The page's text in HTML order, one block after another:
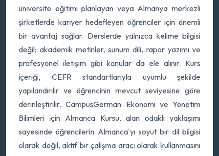
üniversite eğitimi planlayan veya Almanya merkezli
şirketlerde kariyer hedefleyen öğrenciler için önemli
bir avantaj sağlar. Derslerde yalnızca kelime bilgisi
değil; akademik metinler, sunum dili, rapor yazımı ve
profesyonel iletişim gibi konular da ele alınır. Kurs
içeriği, CEFR standartlarıyla uyumlu şekilde
yapılandırılır ve öğrencinin mevcut seviyesine göre
derinleştirilir. CampusGerman Ekonomi ve Yönetim
Bilimleri için Almanca Kursu, alan odaklı yaklaşımı
sayesinde öğrencilerin Almanca'yı soyut bir dil bilgisi
olarak değil, aktif bir çalışma aracı olarak kullanmasını